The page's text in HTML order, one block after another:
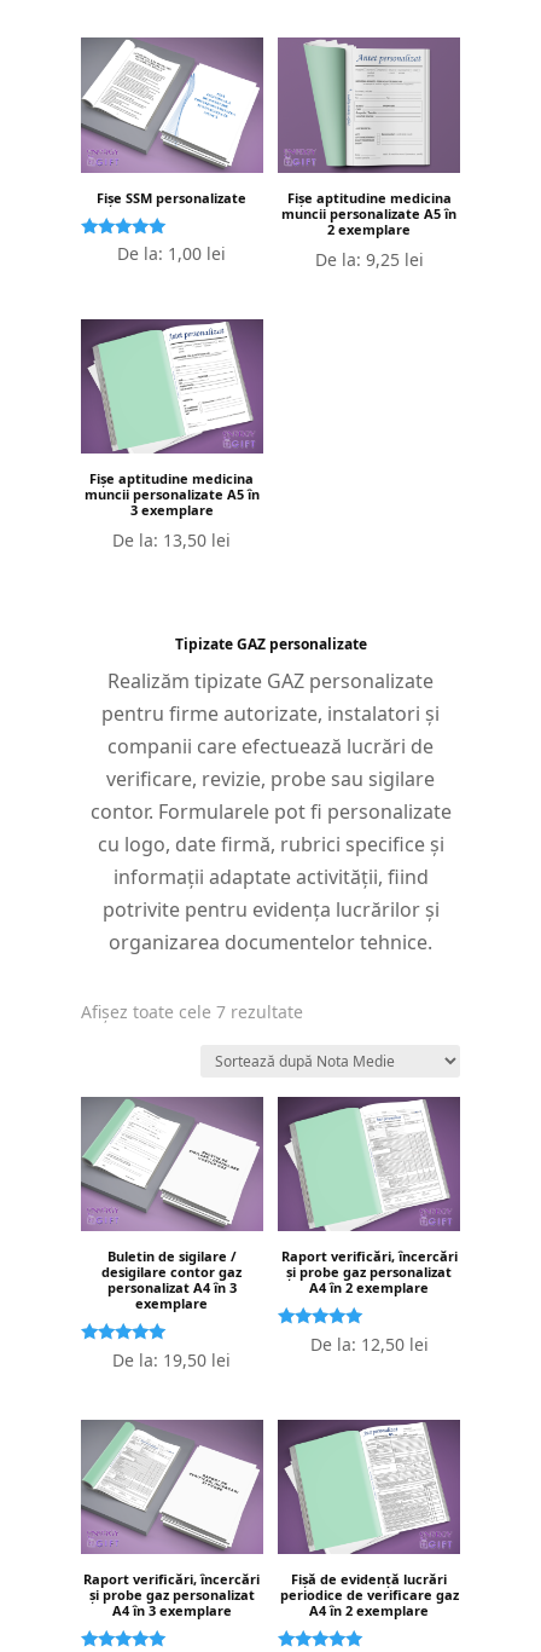
Fișe SSM personalizate
Evaluat la
5.00
De la: 1,00 lei
Fișe aptitudine medicina
muncii personalizate A5 în
2 exemplare
De la: 9,25 lei
Fișe aptitudine medicina
muncii personalizate A5 în
3 exemplare
De la: 13,50 lei
Tipizate GAZ personalizate
Realizăm tipizate GAZ personalizate
pentru firme autorizate, instalatori și
companii care efectuează lucrări de
verificare, revizie, probe sau sigilare
contor. Formularele pot fi personalizate
cu logo, date firmă, rubrici specifice și
informații adaptate activității, fiind
potrivite pentru evidența lucrărilor și
organizarea documentelor tehnice.
Afișez toate cele 7 rezultate
medie
Buletin de sigilare /
desigilare contor gaz
personalizat A4 în 3
exemplare
Evaluat la
5.00
De la: 19,50 lei
Raport verificări, încercări
și probe gaz personalizat
A4 în 2 exemplare
Evaluat la
5.00
De la: 12,50 lei
Raport verificări, încercări
și probe gaz personalizat
A4 în 3 exemplare
Fișă de evidență lucrări
periodice de verificare gaz
A4 în 2 exemplare